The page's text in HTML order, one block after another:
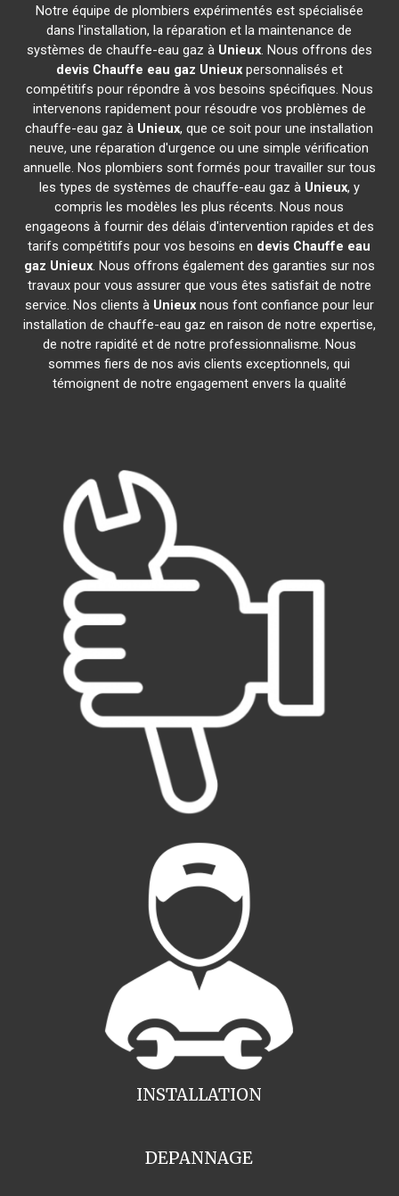
Notre équipe de plombiers expérimentés est spécialisée
dans l'installation, la réparation et la maintenance de
systèmes de chauffe-eau gaz à Unieux. Nous offrons des
devis Chauffe eau gaz Unieuxpersonnalisés et
compétitifs pour répondre à vos besoins spécifiques. Nous
intervenons rapidement pour résoudre vos problèmes de
chauffe-eau gaz à Unieux, que ce soit pour une installation
neuve, une réparation d'urgence ou une simple vérification
annuelle. Nos plombiers sont formés pour travailler sur tous
les types de systèmes de chauffe-eau gaz à Unieux, y
compris les modèles les plus récents. Nous nous
engageons à fournir des délais d'intervention rapides et des
tarifs compétitifs pour vos besoins en devis Chauffe eau
gaz Unieux. Nous offrons également des garanties sur nos
travaux pour vous assurer que vous êtes satisfait de notre
service. Nos clients à Unieuxnous font confiance pour leur
installation de chauffe-eau gaz en raison de notre expertise,
de notre rapidité et de notre professionnalisme. Nous
sommes fiers de nos avis clients exceptionnels, qui
témoignent de notre engagement envers la qualité
INSTALLATION
DEPANNAGE